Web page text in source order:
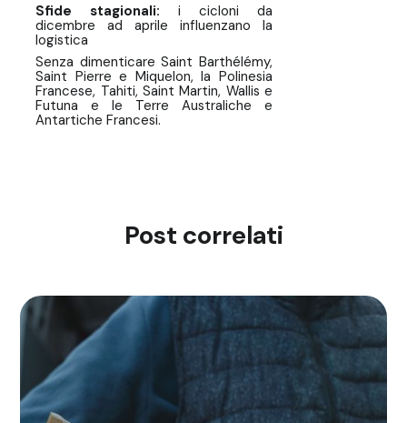
‍Sfide stagionali: i cicloni da
dicembre ad aprile influenzano la
logistica
Senza dimenticare Saint Barthélémy,
Saint Pierre e Miquelon, la Polinesia
Francese, Tahiti, Saint Martin, Wallis e
Futuna e le Terre Australiche e
Antartiche Francesi.
Post correlati